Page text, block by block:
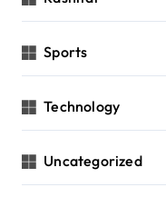
Sports
Technology
Uncategorized